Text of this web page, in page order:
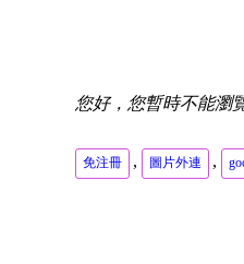
您好，您暫時不能瀏
免注冊 , 圖片外連 ,